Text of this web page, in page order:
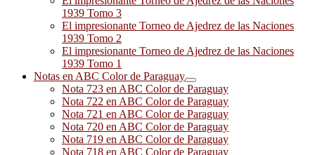
1939 Tomo 3
El impresionante Torneo de Ajedrez de las Naciones
1939 Tomo 2
El impresionante Torneo de Ajedrez de las Naciones
1939 Tomo 1
Notas en ABC Color de Paraguay
Nota 723 en ABC Color de Paraguay
Nota 722 en ABC Color de Paraguay
Nota 721 en ABC Color de Paraguay
Nota 720 en ABC Color de Paraguay
Nota 719 en ABC Color de Paraguay
Nota 718 en ABC Color de Paraguay